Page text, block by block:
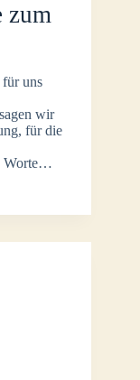
zum
uns
wir
für die
Worte…